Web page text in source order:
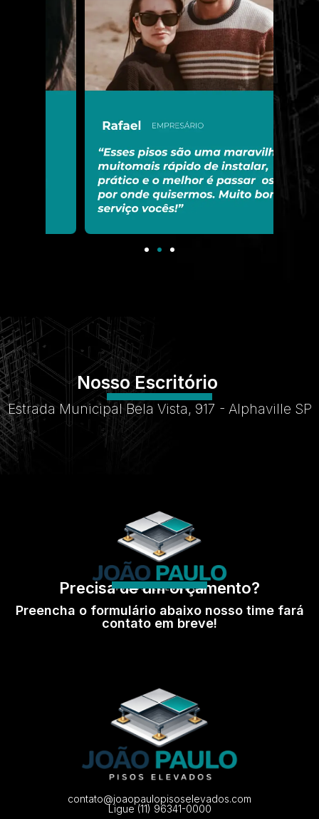
Nosso Escritório
Estrada Municipal Bela Vista, 917 - Alphaville SP
Precisa de um orçamento?
Preencha o formulário abaixo nosso time fará
contato em breve!
contato@joaopaulopisoselevados.com
Ligue (11) 96341-0000